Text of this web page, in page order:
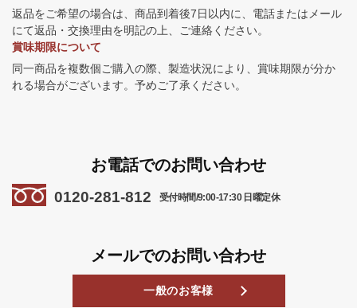
返品をご希望の場合は、商品到着後7日以内に、電話またはメール
にて返品・交換理由を明記の上、ご連絡ください。
賞味期限について
同一商品を複数個ご購入の際、製造状況により、賞味期限が分か
れる場合がございます。予めご了承ください。
お電話でのお問い合わせ
0120-281-812 受付時間/9:00-17:30 日曜定休
メールでのお問い合わせ
一般のお客様